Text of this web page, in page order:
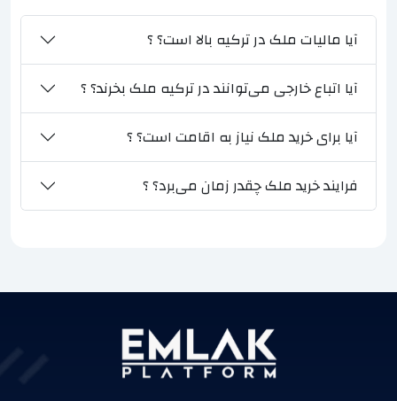
آیا مالیات ملک در ترکیه بالا است؟ ؟
آیا اتباع خارجی می‌توانند در ترکیه ملک بخرند؟ ؟
آیا برای خرید ملک نیاز به اقامت است؟ ؟
فرایند خرید ملک چقدر زمان می‌برد؟ ؟